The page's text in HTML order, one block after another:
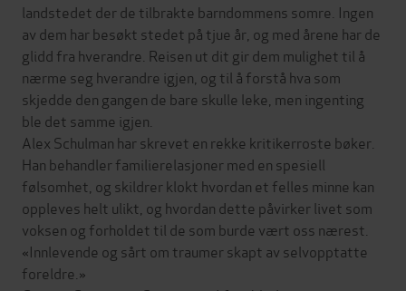
landstedet der de tilbrakte barndommens somre. Ingen
av dem har besøkt stedet på tjue år, og med årene har de
glidd fra hverandre. Reisen ut dit gir dem mulighet til å
nærme seg hverandre igjen, og til å forstå hva som
skjedde den gangen de bare skulle leke, men ingenting
ble det samme igjen.
Alex Schulman har skrevet en rekke kritikerroste bøker.
Han behandler familierelasjoner med en spesiell
følsomhet, og skildrer klokt hvordan et felles minne kan
oppleves helt ulikt, og hvordan dette påvirker livet som
voksen og forholdet til de som burde vært oss nærest.
«Innlevende og sårt om traumer skapt av selvopptatte
foreldre.»